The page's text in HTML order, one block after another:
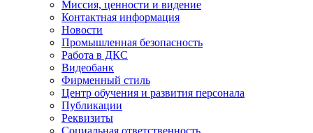
Миссия, ценности и видение
Контактная информация
Новости
Промышленная безопасность
Работа в ДКС
Видеобанк
Фирменный стиль
Центр обучения и развития персонала
Публикации
Реквизиты
Социальная ответственность